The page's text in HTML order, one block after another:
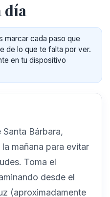
día
marcar cada paso que
de lo que te falta por ver.
en tu dispositivo
Bárbara,
mañana para evitar
Toma el
desde el
(aproximadamente